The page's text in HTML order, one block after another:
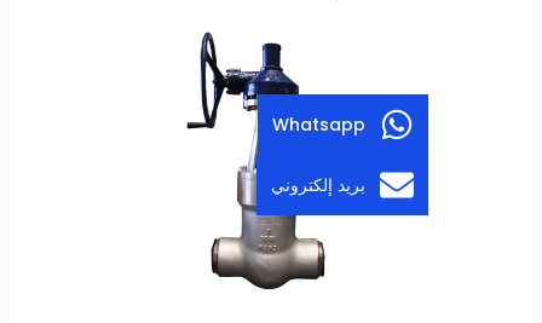
Whatsapp
بريد إلكتروني